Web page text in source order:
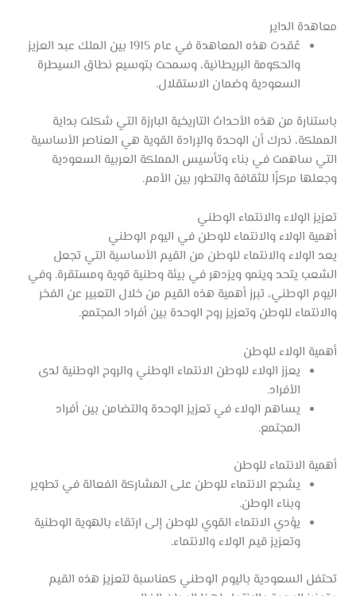
معاهدة الداير
عُقدت هذه المعاهدة في عام 1915 بين الملك عبد العزيز
والحكومة البريطانية، وسمحت بتوسيع نطاق السيطرة
السعودية وضمان الاستقلال.
باستنارة من هذه الأحداث التاريخية البارزة التي شكلت بداية
المملكة، ندرك أن الوحدة والإرادة القوية هي العناصر الأساسية
التي ساهمت في بناء وتأسيس المملكة العربية السعودية
وجعلها مركزًا للثقافة والتطور بين الأمم.
تعزيز الولاء والانتماء الوطني
أهمية الولاء والانتماء للوطن في اليوم الوطني
يعد الولاء والانتماء للوطن من القيم الأساسية التي تجعل
الشعب يتحد وينمو ويزدهر في بيئة وطنية قوية ومستقرة. وفي
اليوم الوطني، تبرز أهمية هذه القيم من خلال التعبير عن الفخر
والانتماء للوطن وتعزيز روح الوحدة بين أفراد المجتمع.
أهمية الولاء للوطن
يعزز الولاء للوطن الانتماء الوطني والروح الوطنية لدى
الأفراد.
يساهم الولاء في تعزيز الوحدة والتضامن بين أفراد
المجتمع.
أهمية الانتماء للوطن
يشجع الانتماء للوطن على المشاركة الفعالة في تطوير
وبناء الوطن.
يؤدي الانتماء القوي للوطن إلى ارتقاء بالهوية الوطنية
وتعزيز قيم الولاء والانتماء.
تحتفل السعودية باليوم الوطني كمناسبة لتعزيز هذه القيم